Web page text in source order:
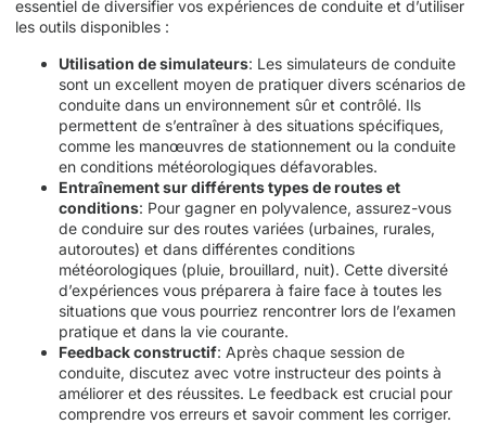
essentiel de diversifier vos expériences de conduite et d’utiliser
les outils disponibles :
Utilisation de simulateurs: Les simulateurs de conduite
sont un excellent moyen de pratiquer divers scénarios de
conduite dans un environnement sûr et contrôlé. Ils
permettent de s’entraîner à des situations spécifiques,
comme les manœuvres de stationnement ou la conduite
en conditions météorologiques défavorables.
Entraînement sur différents types de routes et
conditions: Pour gagner en polyvalence, assurez-vous
de conduire sur des routes variées (urbaines, rurales,
autoroutes) et dans différentes conditions
météorologiques (pluie, brouillard, nuit). Cette diversité
d’expériences vous préparera à faire face à toutes les
situations que vous pourriez rencontrer lors de l’examen
pratique et dans la vie courante.
Feedback constructif: Après chaque session de
conduite, discutez avec votre instructeur des points à
améliorer et des réussites. Le feedback est crucial pour
comprendre vos erreurs et savoir comment les corriger.